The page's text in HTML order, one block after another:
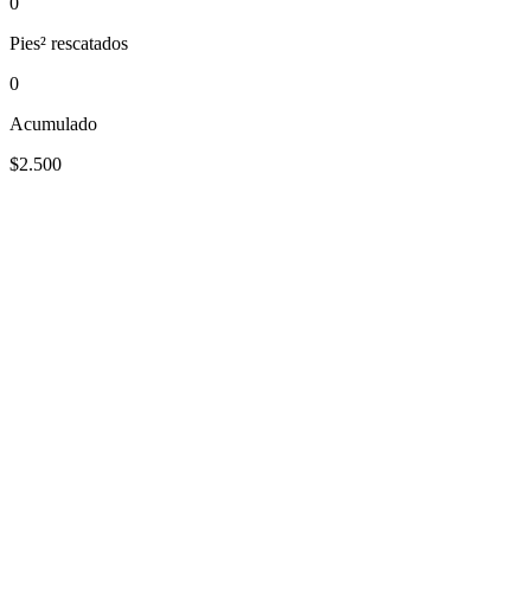
Pies² rescatados
0
Acumulado
$2.500